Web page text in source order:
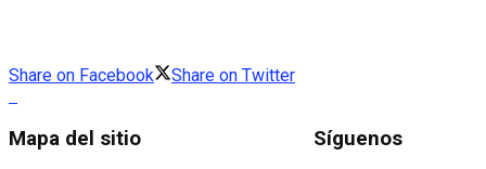
Share on Facebook Share on Twitter
Mapa del sitio Síguenos